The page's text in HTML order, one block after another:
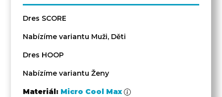
Dres SCORE
Nabízíme variantu Muži, Děti
Dres HOOP
Nabízíme variantu Ženy
Materiál: Micro Cool Max